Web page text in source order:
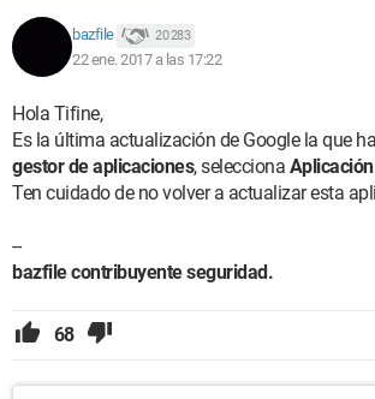
bazfile 20 283
22 ene. 2017 a las 17:22
Hola Tifine,
Es la última actualización de Google la que
gestor de aplicaciones, selecciona
Ten cuidado de no volver a actualizar esta
--
bazfile contribuyente seguridad.
68